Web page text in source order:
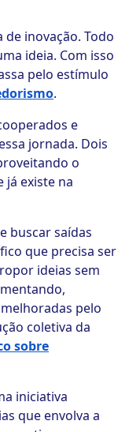
inovação. Todo
ideia. Com isso
pelo estímulo
.
e
jornada. Dois
o
já existe na
buscar saídas
que precisa ser
ideias sem
pelo
coletiva da
sobre
iniciativa
que envolva a